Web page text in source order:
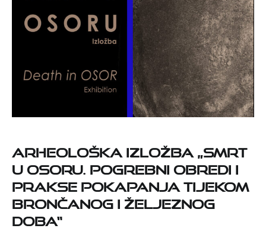
Arheološka izložba „Smrt
u Osoru. Pogrebni obredi i
prakse pokapanja tijekom
brončanog i željeznog
doba“